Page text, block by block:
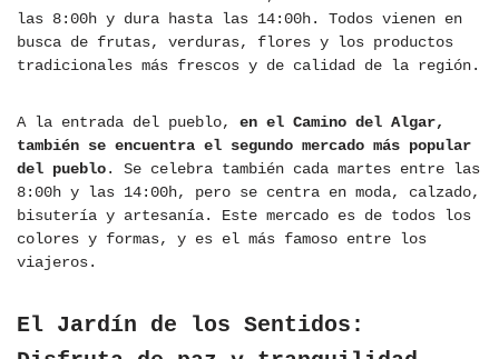
las 8:00h y dura hasta las 14:00h. Todos vienen en
busca de frutas, verduras, flores y los productos
tradicionales más frescos y de calidad de la región.
A la entrada del pueblo, en el Camino del Algar,
también se encuentra el segundo mercado más popular
del pueblo. Se celebra también cada martes entre las
8:00h y las 14:00h, pero se centra en moda, calzado,
bisutería y artesanía. Este mercado es de todos los
colores y formas, y es el más famoso entre los
viajeros.
El Jardín de los Sentidos: